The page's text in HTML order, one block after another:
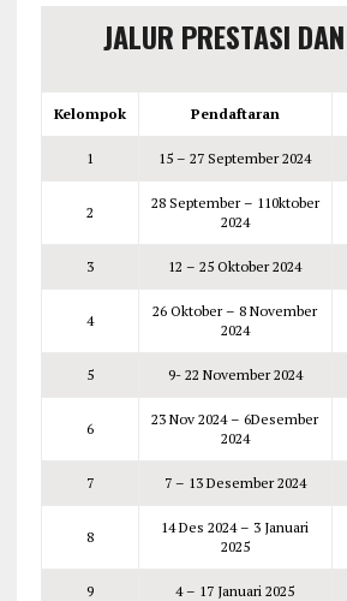
JALUR PRESTASI
Kelompok Pendaftaran
1 15 – 27 September 2024
2
28 September – 110ktober
2024
3 12 – 25 Oktober 2024
4
26 Oktober – 8 November
2024
5 9- 22 November 2024
6
23 Nov 2024 – 6Desember
2024
7 7 – 13 Desember 2024
8
14 Des 2024 – 3 Januari
2025
9 4 – 17 Januari 2025